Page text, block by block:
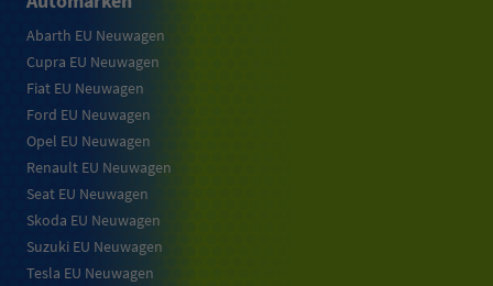
Abarth EU Neuwagen
Cupra EU Neuwagen
Fiat EU Neuwagen
Ford EU Neuwagen
Opel EU Neuwagen
Renault EU Neuwagen
Seat EU Neuwagen
Skoda EU Neuwagen
Suzuki EU Neuwagen
Tesla EU Neuwagen